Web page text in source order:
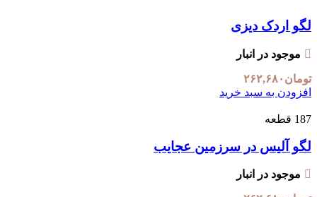
لگو اردک دیزی
موجود در انبار
تومان۲۶۲,۶۸۰
افزودن به سبد خرید
187 قطعه
لگو آلیس در سرزمین عجایب
موجود در انبار